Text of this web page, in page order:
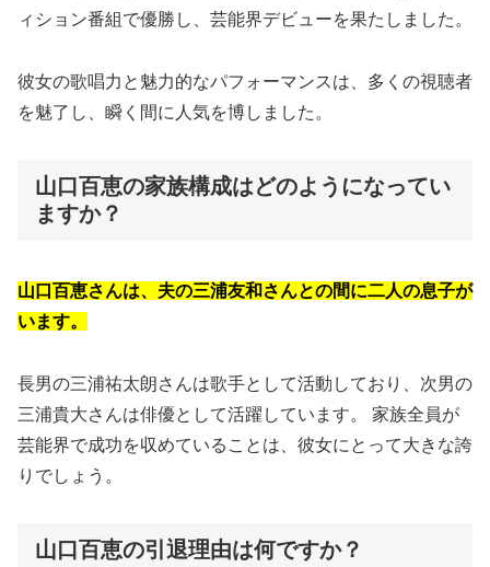
ィション番組で優勝し、芸能界デビューを果たしました。
彼女の歌唱力と魅力的なパフォーマンスは、多くの視聴者
を魅了し、瞬く間に人気を博しました。
山口百恵の家族構成はどのようになってい
ますか？
山口百恵さんは、夫の三浦友和さんとの間に二人の息子が
います。
長男の三浦祐太朗さんは歌手として活動しており、次男の
三浦貴大さんは俳優として活躍しています。 家族全員が
芸能界で成功を収めていることは、彼女にとって大きな誇
りでしょう。
山口百恵の引退理由は何ですか？